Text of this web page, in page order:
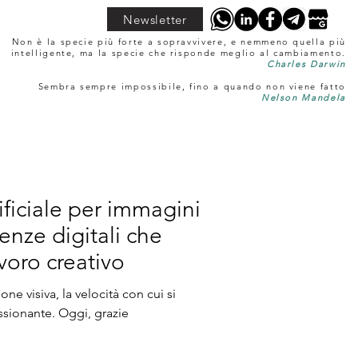
Newsletter
Non è la specie più forte a sopravvivere, e nemmeno quella più
intelligente, ma la specie che risponde meglio al cambiamento.
Charles Darwin
Sembra sempre impossibile, fino a quando non viene fatto
Nelson Mandela
per immagini
digitali che
creativo
visiva, la velocità con cui si
Oggi, grazie